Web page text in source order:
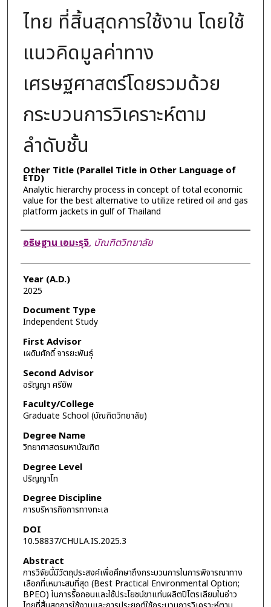
ไทย ที่สิ้นสุดการใช้งาน โดยใช้
แนวคิดมูลค่าทาง
เศรษฐศาสตร์โดยรวมด้วย
กระบวนการวิเคราะห์ตาม
ลำดับชั้น
Other Title (Parallel Title in Other Language of
ETD)
Analytic hierarchy process in concept of total economic
value for the best alternative to utilize retired oil and gas
platform jackets in gulf of Thailand
Author
อธิษฐาน เอมะรุจิ, บัณฑิตวิทยาลัย
Year (A.D.)
2025
Document Type
Independent Study
First Advisor
เผดิมศักดิ์ จารยะพันธุ์
Second Advisor
อรัญญา ศรียัพ
Faculty/College
Graduate School (บัณฑิตวิทยาลัย)
Degree Name
วิทยาศาสตรมหาบัณฑิต
Degree Level
ปริญญาโท
Degree Discipline
การบริหารกิจการทางทะเล
DOI
10.58837/CHULA.IS.2025.3
Abstract
การวิจัยนี้มีวัตถุประสงค์เพื่อศึกษาถึงกระบวนการในการพิจารณาทาง
เลือกที่เหมาะสมที่สุด (Best Practical Environmental Option;
BPEO) ในการรื้อถอนและใช้ประโยชน์ขาแท่นผลิตปิโตรเลียมในอ่าว